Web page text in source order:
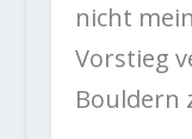
nicht
Vorstieg
Bouldern